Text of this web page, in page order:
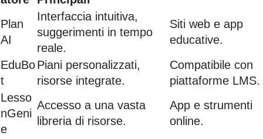
Plan
AI
Interfaccia intuitiva,
suggerimenti in tempo
reale.
Siti web e app
educative.
EduBo
t
Piani personalizzati,
risorse integrate.
Compatibile con
piattaforme LMS.
Lesso
nGeni
e
Accesso a una vasta
libreria di risorse.
App e strumenti
online.